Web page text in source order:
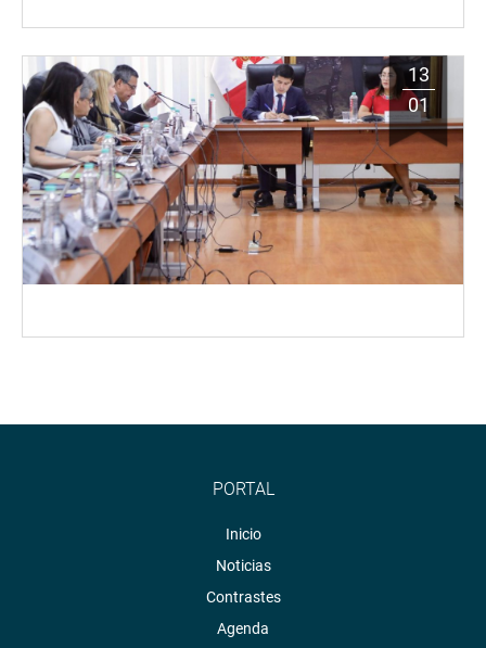
13
01
PORTAL
Inicio
Noticias
Contrastes
Agenda